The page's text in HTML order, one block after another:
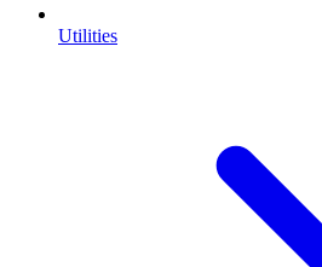
Utilities